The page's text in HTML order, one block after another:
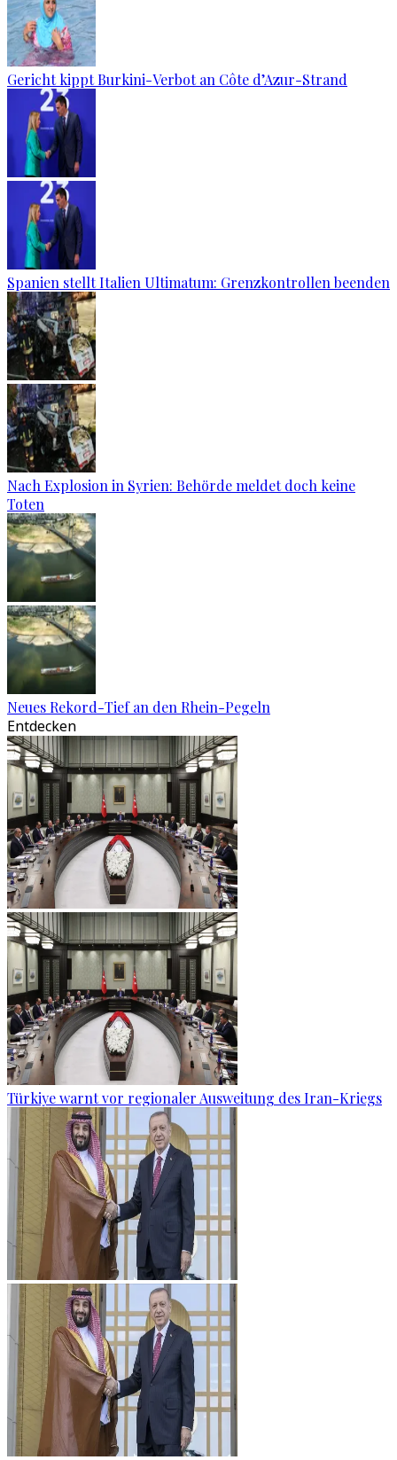
Gericht kippt Burkini-Verbot an Côte d’Azur-Strand
Spanien stellt Italien Ultimatum: Grenzkontrollen beenden
Nach Explosion in Syrien: Behörde meldet doch keine
Toten
Neues Rekord-Tief an den Rhein-Pegeln
Entdecken
Türkiye warnt vor regionaler Ausweitung des Iran-Kriegs